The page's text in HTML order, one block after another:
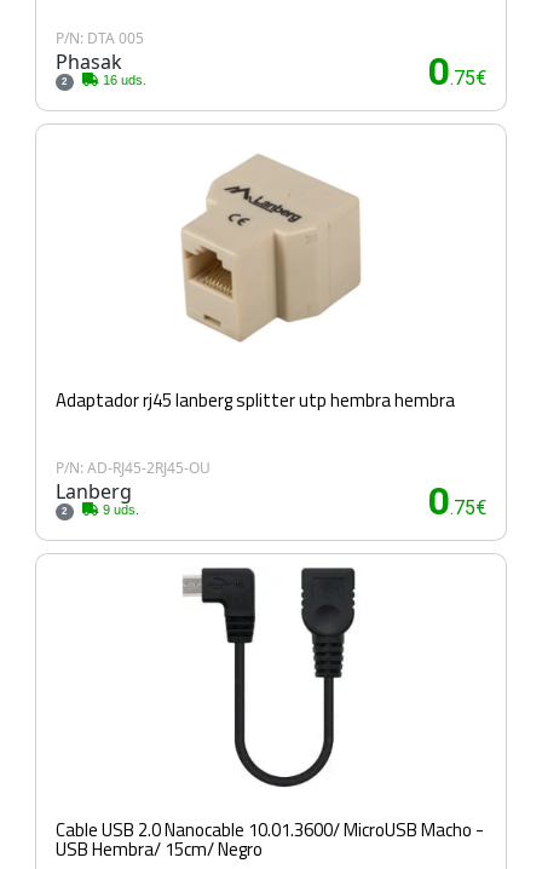
P/N: DTA 005
Phasak
2 16 uds. 0.75€
Adaptador rj45 lanberg splitter utp hembra hembra
P/N: AD-RJ45-2RJ45-OU
Lanberg
2 9 uds. 0.75€
Cable USB 2.0 Nanocable 10.01.3600/ MicroUSB Macho -
USB Hembra/ 15cm/ Negro